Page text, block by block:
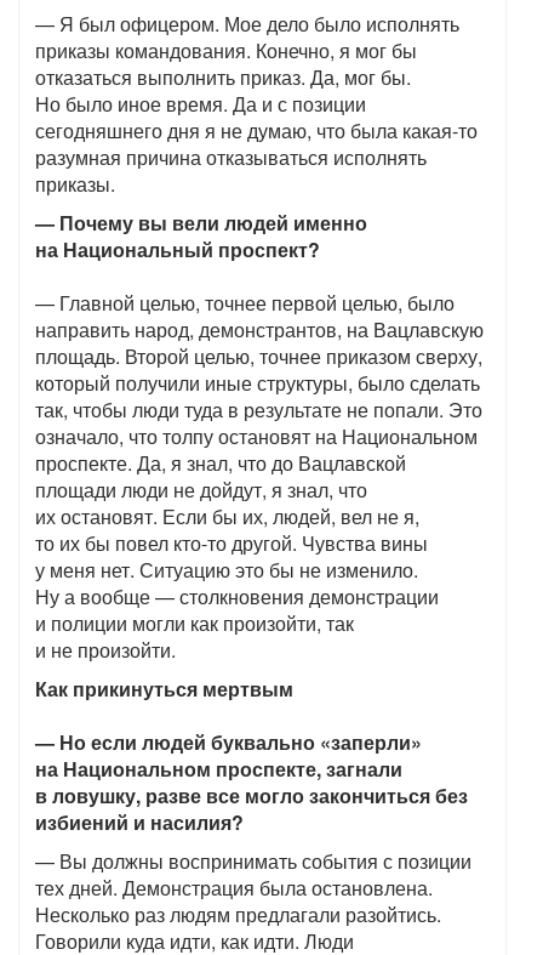
— Я был офицером. Мое дело было исполнять
приказы командования. Конечно, я мог бы
отказаться выполнить приказ. Да, мог бы.
Но было иное время. Да и с позиции
сегодняшнего дня я не думаю, что была какая-то
разумная причина отказываться исполнять
приказы.
— Почему вы вели людей именно
на Национальный проспект?
— Главной целью, точнее первой целью, было
направить народ, демонстрантов, на Вацлавскую
площадь. Второй целью, точнее приказом сверху,
который получили иные структуры, было сделать
так, чтобы люди туда в результате не попали. Это
означало, что толпу остановят на Национальном
проспекте. Да, я знал, что до Вацлавской
площади люди не дойдут, я знал, что
их остановят. Если бы их, людей, вел не я,
то их бы повел кто-то другой. Чувства вины
у меня нет. Ситуацию это бы не изменило.
Ну а вообще — столкновения демонстрации
и полиции могли как произойти, так
и не произойти.
Как прикинуться мертвым
— Но если людей буквально «заперли»
на Национальном проспекте, загнали
в ловушку, разве все могло закончиться без
избиений и насилия?
— Вы должны воспринимать события с позиции
тех дней. Демонстрация была остановлена.
Несколько раз людям предлагали разойтись.
Говорили куда идти, как идти. Люди